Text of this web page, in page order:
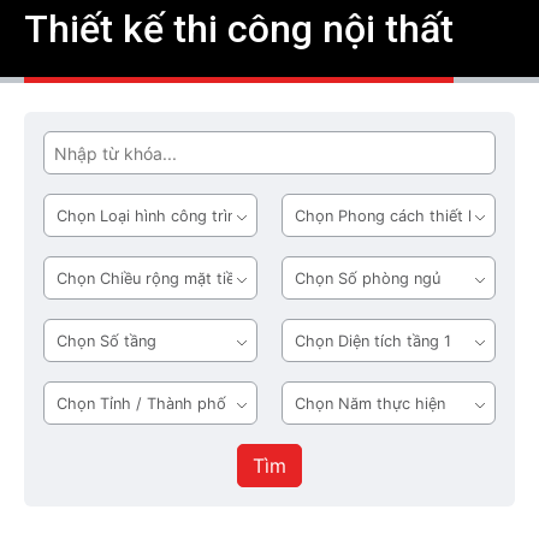
Thiết kế thi công nội thất
Tìm
Loại
hình
công
trình
Phong
cách
thiết
kế
Chiều
rộng
mặt
tiền
Số
phòng
ngủ
Số
tầng
Diện
tích
tầng
1
Tỉnh
/
Năm
thực
hiện
Tìm